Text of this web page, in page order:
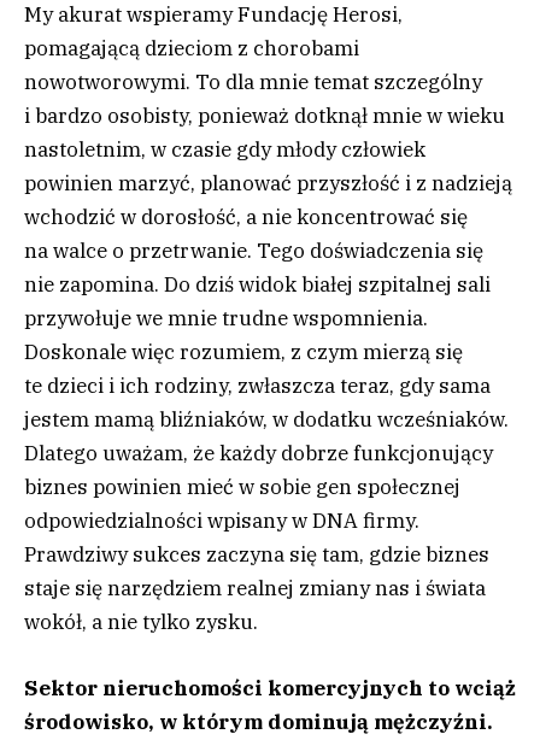
My akurat wspieramy Fundację Herosi,
pomagającą dzieciom z chorobami
nowotworowymi. To dla mnie temat szczególny
i bardzo osobisty, ponieważ dotknął mnie w wieku
nastoletnim, w czasie gdy młody człowiek
powinien marzyć, planować przyszłość i z nadzieją
wchodzić w dorosłość, a nie koncentrować się
na walce o przetrwanie. Tego doświadczenia się
nie zapomina. Do dziś widok białej szpitalnej sali
przywołuje we mnie trudne wspomnienia.
Doskonale więc rozumiem, z czym mierzą się
te dzieci i ich rodziny, zwłaszcza teraz, gdy sama
jestem mamą bliźniaków, w dodatku wcześniaków.
Dlatego uważam, że każdy dobrze funkcjonujący
biznes powinien mieć w sobie gen społecznej
odpowiedzialności wpisany w DNA firmy.
Prawdziwy sukces zaczyna się tam, gdzie biznes
staje się narzędziem realnej zmiany nas i świata
wokół, a nie tylko zysku.
Sektor nieruchomości komercyjnych to wciąż
środowisko, w którym dominują mężczyźni.